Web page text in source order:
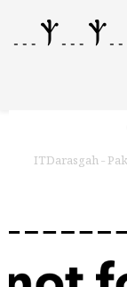
Ⲯ﹍︿﹍︿﹍ الکمونیا ﹍Ⲯ﹍Ⲯ﹍
ITDarasgah -